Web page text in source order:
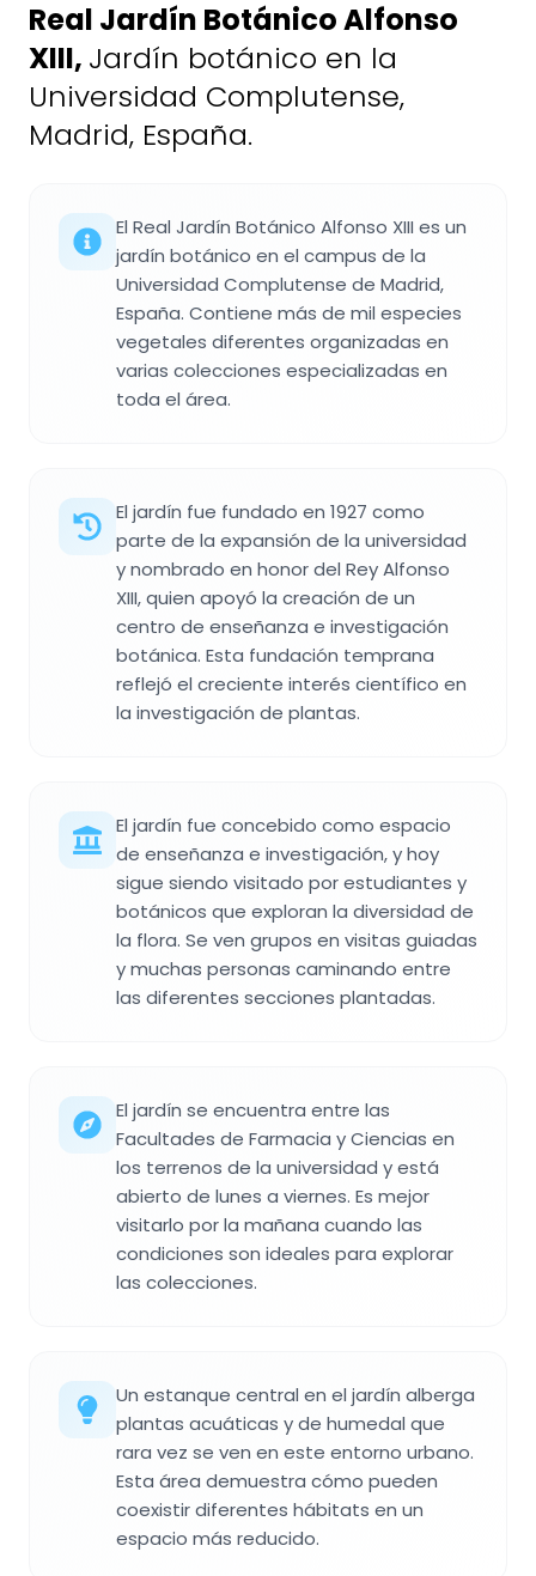
Real Jardín Botánico Alfonso
XIII, Jardín botánico en la
Universidad Complutense,
Madrid, España.
El Real Jardín Botánico Alfonso XIII es un
jardín botánico en el campus de la
Universidad Complutense de Madrid,
España. Contiene más de mil especies
vegetales diferentes organizadas en
varias colecciones especializadas en
toda el área.
El jardín fue fundado en 1927 como
parte de la expansión de la universidad
y nombrado en honor del Rey Alfonso
XIII, quien apoyó la creación de un
centro de enseñanza e investigación
botánica. Esta fundación temprana
reflejó el creciente interés científico en
la investigación de plantas.
El jardín fue concebido como espacio
de enseñanza e investigación, y hoy
sigue siendo visitado por estudiantes y
botánicos que exploran la diversidad de
la flora. Se ven grupos en visitas guiadas
y muchas personas caminando entre
las diferentes secciones plantadas.
El jardín se encuentra entre las
Facultades de Farmacia y Ciencias en
los terrenos de la universidad y está
abierto de lunes a viernes. Es mejor
visitarlo por la mañana cuando las
condiciones son ideales para explorar
las colecciones.
Un estanque central en el jardín alberga
plantas acuáticas y de humedal que
rara vez se ven en este entorno urbano.
Esta área demuestra cómo pueden
coexistir diferentes hábitats en un
espacio más reducido.